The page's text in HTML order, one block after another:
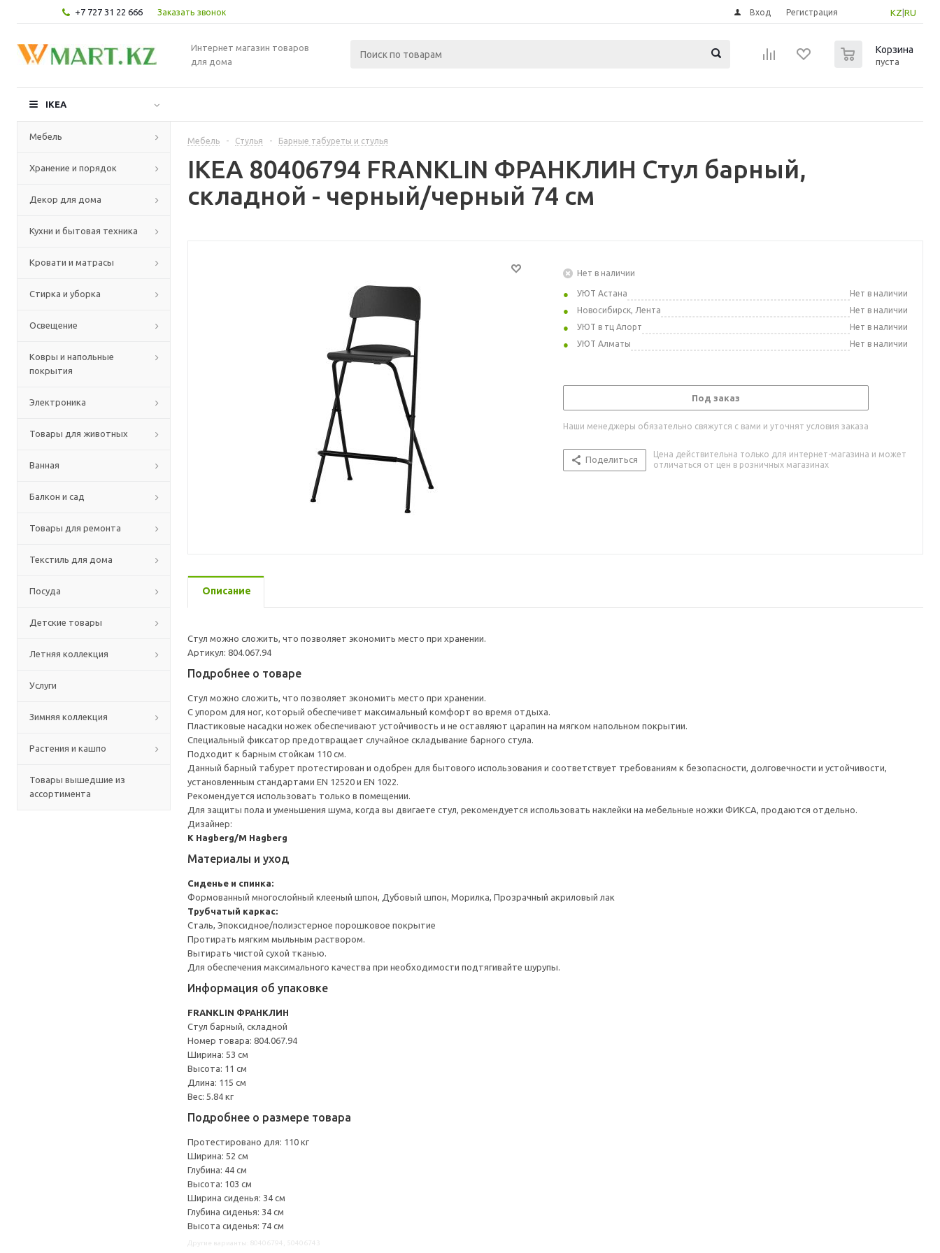
+7 727 31 22 666 Заказать звонок KZ RU
Вход Регистрация
Интернет магазин товаров
для дома
Корзина
пуста
IKEA
Мебель
Хранение и порядок
Декор для дома
Кухни и бытовая техника
Кровати и матрасы
Стирка и уборка
Освещение
Ковры и напольные
покрытия
Электроника
Товары для животных
Ванная
Балкон и сад
Товары для ремонта
Текстиль для дома
Посуда
Детские товары
Летняя коллекция
Услуги
Зимняя коллекция
Растения и кашпо
Товары вышедшие из
ассортимента
Мебель - Стулья - Барные табуреты и стулья
IKEA 80406794 FRANKLIN ФРАНКЛИН Стул барный,
складной - черный/черный 74 см
Нет в наличии
УЮТ Астана
Нет в наличии
Новосибирск, Лента
Нет в наличии
УЮТ в тц Апорт
Нет в наличии
УЮТ Алматы
Нет в наличии
Под заказ
Наши менеджеры обязательно свяжутся с вами и уточнят условия заказа
Поделиться
Цена действительна только для интернет-магазина и может
отличаться от цен в розничных магазинах
Описание
Стул можно сложить, что позволяет экономить место при хранении.
Артикул: 804.067.94
Подробнее о товаре
Стул можно сложить, что позволяет экономить место при хранении.
С упором для ног, который обеспечивет максимальный комфорт во время отдыха.
Пластиковые насадки ножек обеспечивают устойчивость и не оставляют царапин на мягком напольном покрытии.
Специальный фиксатор предотвращает случайное складывание барного стула.
Подходит к барным стойкам 110 см.
Данный барный табурет протестирован и одобрен для бытового использования и соответствует требованиям к безопасности, долговечности и устойчивости,
установленным стандартами EN 12520 и EN 1022.
Рекомендуется использовать только в помещении.
Для защиты пола и уменьшения шума, когда вы двигаете стул, рекомендуется использовать наклейки на мебельные ножки ФИКСА, продаются отдельно.
Дизайнер:
K Hagberg/M Hagberg
Материалы и уход
Сиденье и спинка:
Формованный многослойный клееный шпон, Дубовый шпон, Морилка, Прозрачный акриловый лак
Трубчатый каркас:
Сталь, Эпоксидное/полиэстерное порошковое покрытие
Протирать мягким мыльным раствором.
Вытирать чистой сухой тканью.
Для обеспечения максимального качества при необходимости подтягивайте шурупы.
Информация об упаковке
FRANKLIN ФРАНКЛИН
Стул барный, складной
Номер товара: 804.067.94
Ширина: 53 см
Высота: 11 см
Длина: 115 см
Вес: 5.84 кг
Подробнее о размере товара
Протестировано для: 110 кг
Ширина: 52 см
Глубина: 44 см
Высота: 103 см
Ширина сиденья: 34 см
Глубина сиденья: 34 см
Высота сиденья: 74 см